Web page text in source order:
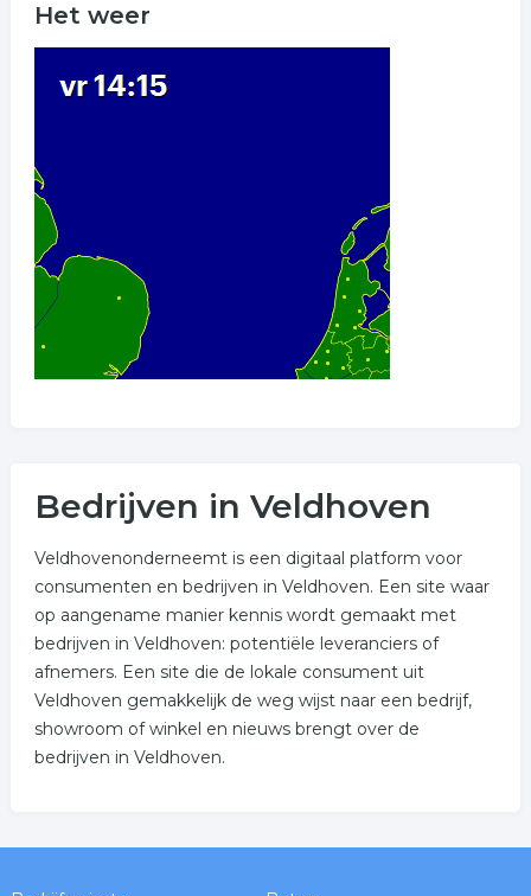
Het weer
Bedrijven in Veldhoven
Veldhovenonderneemt is een digitaal platform voor
consumenten en bedrijven in Veldhoven. Een site waar
op aangename manier kennis wordt gemaakt met
bedrijven in Veldhoven: potentiële leveranciers of
afnemers. Een site die de lokale consument uit
Veldhoven gemakkelijk de weg wijst naar een bedrijf,
showroom of winkel en nieuws brengt over de
bedrijven in Veldhoven.